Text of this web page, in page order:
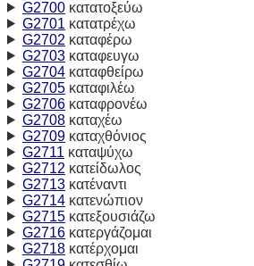
G2700κατατοξεύω
G2701 κατατρέχω
G2702 καταφέρω
G2703καταφευγω
G2704καταφθείρω
G2705καταφιλέω
G2706καταφρονέω
G2708καταχέω
G2709καταχθόνιος
G2711 καταψύχω
G2712 κατείδωλος
G2713κατέναντι
G2714κατενώπιον
G2715κατεξουσιάζω
G2716κατεργάζομαι
G2718κατέρχομαι